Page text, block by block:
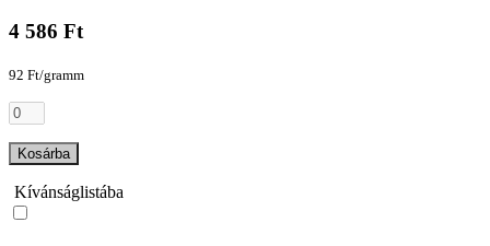
4 586 Ft
92 Ft/gramm
Kosárba
Kívánságlistába